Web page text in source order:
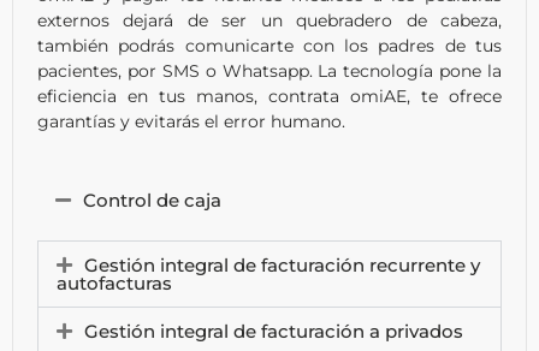
externos dejará de ser un quebradero de cabeza,
también podrás comunicarte con los padres de tus
pacientes, por SMS o Whatsapp. La tecnología pone la
eficiencia en tus manos, contrata omiAE, te ofrece
garantías y evitarás el error humano.
Control de caja
Gestión integral de facturación recurrente y
autofacturas
Gestión integral de facturación a privados